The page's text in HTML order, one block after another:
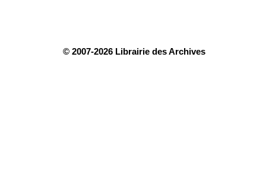
© 2007-2026 Librairie des Archives